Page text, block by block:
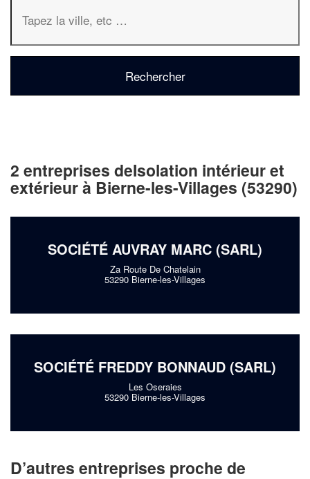
2 entreprises deIsolation intérieur et
extérieur à Bierne-les-Villages (53290)
SOCIÉTÉ AUVRAY MARC (SARL)
Za Route De Chatelain
53290 Bierne-les-Villages
SOCIÉTÉ FREDDY BONNAUD (SARL)
Les Oseraies
53290 Bierne-les-Villages
D’autres entreprises proche de